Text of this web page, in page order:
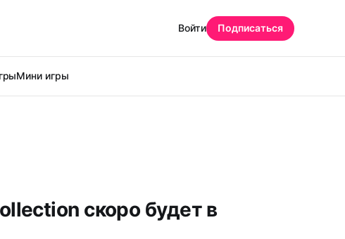
Мини игры
Войти Подписаться
скоро будет в